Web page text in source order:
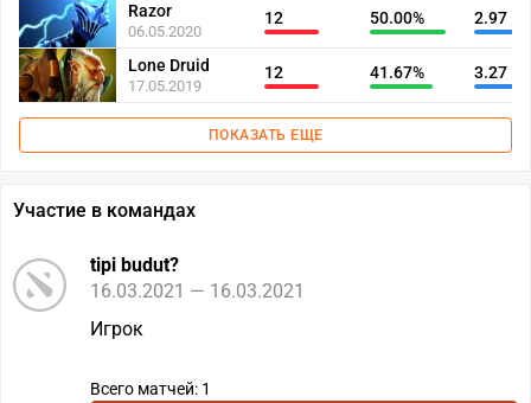
Razor
06.05.2020
12 50.00% 2.97
Lone Druid
17.05.2019
12 41.67% 3.27
ПОКАЗАТЬ ЕЩЕ
Участие в командах
tipi budut?
16.03.2021 — 16.03.2021
Игрок
Всего матчей: 1